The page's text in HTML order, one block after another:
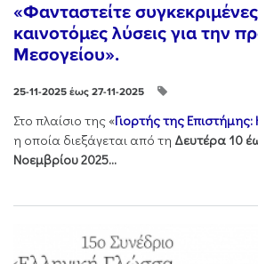
«Φανταστείτε
καινοτόμες λύσεις για την
Μεσογείου».
25-11-2025 έως 27-11-2025
Στo πλαίσιo της «Γιορτής της
η οποία διεξάγεται από τη Δευτέρα 10
Νοεμβρίου 2025...